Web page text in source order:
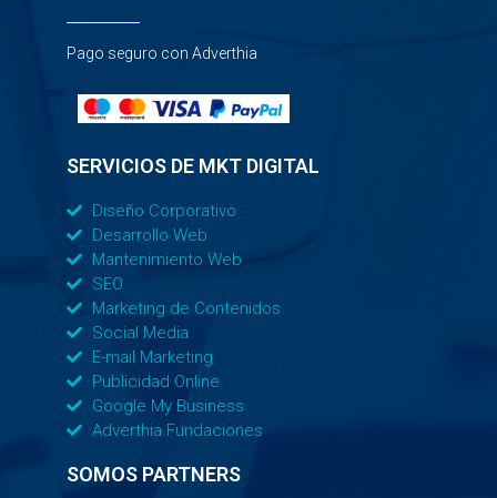
Pago seguro con Adverthia
SERVICIOS DE MKT DIGITAL
Diseño Corporativo
Desarrollo Web
Mantenimiento Web
SEO
Marketing de Contenidos
Social Media
E-mail Marketing
Publicidad Online
Google My Business
Adverthia Fundaciones
SOMOS PARTNERS